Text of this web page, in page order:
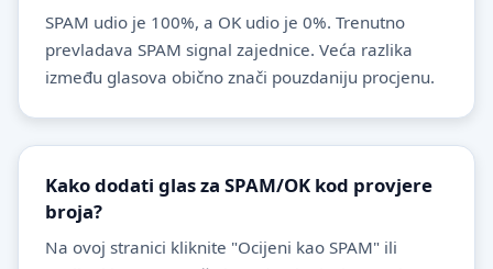
SPAM udio je 100%, a OK udio je 0%. Trenutno
prevladava SPAM signal zajednice. Veća razlika
između glasova obično znači pouzdaniju procjenu.
Kako dodati glas za SPAM/OK kod provjere
broja?
Na ovoj stranici kliknite "Ocijeni kao SPAM" ili